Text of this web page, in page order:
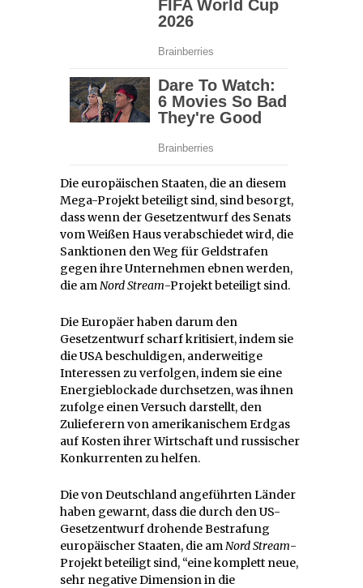
Die europäischen Staaten, die an diesem
Mega-Projekt beteiligt sind, sind besorgt,
dass wenn der Gesetzentwurf des Senats
vom Weißen Haus verabschiedet wird, die
Sanktionen den Weg für Geldstrafen
gegen ihre Unternehmen ebnen werden,
die amNord Stream-Projekt beteiligt sind.
Die Europäer haben darum den
Gesetzentwurf scharf kritisiert, indem sie
die USA beschuldigen, anderweitige
Interessen zu verfolgen, indem sie eine
Energieblockade durchsetzen, was ihnen
zufolge einen Versuch darstellt, den
Zulieferern von amerikanischem Erdgas
auf Kosten ihrer Wirtschaft und russischer
Konkurrenten zu helfen.
Die von Deutschland angeführten Länder
haben gewarnt, dass die durch den US-
Gesetzentwurf drohende Bestrafung
europäischer Staaten, die amNord Stream-
Projekt beteiligt sind, “eine komplett neue,
sehr negative Dimension in die